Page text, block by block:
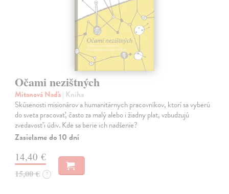
Očami nezištných
Mitanová Naďa| Kniha
Skúsenosti misionárov a humanitárnych pracovníkov, ktorí sa vyberú
do sveta pracovať, často za malý alebo i žiadny plat, vzbudzujú
zvedavosť i údiv. Kde sa berie ich nadšenie?
Zasielame do 10 dní
14,40 €
15,00 € ?